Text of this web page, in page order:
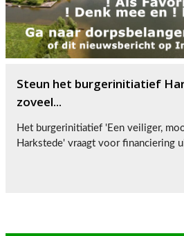
Steun het burgerinitiatief
zoveel...
Het burgerinitiatief 'Een veiliger,
Harkstede' vraagt voor financiering